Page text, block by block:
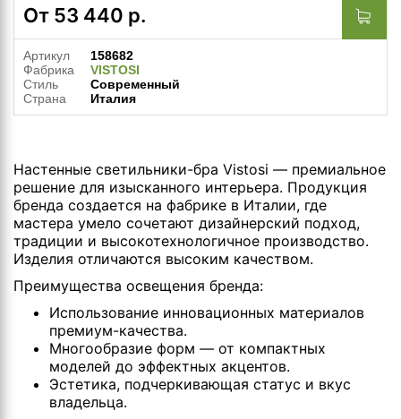
От 53 440 р.
Артикул
158682
Фабрика
VISTOSI
Стиль
Современный
Страна
Италия
Настенные светильники-бра Vistosi — премиальное
решение для изысканного интерьера. Продукция
бренда создается на фабрике в Италии, где
мастера умело сочетают дизайнерский подход,
традиции и высокотехнологичное производство.
Изделия отличаются высоким качеством.
Преимущества освещения бренда:
Использование инновационных материалов
премиум-качества.
Многообразие форм — от компактных
моделей до эффектных акцентов.
Эстетика, подчеркивающая статус и вкус
владельца.